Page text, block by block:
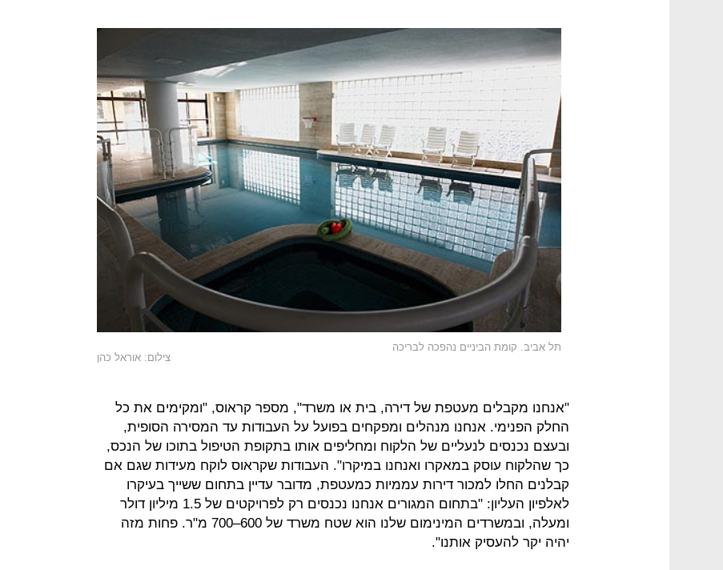
תל אביב. קומת הביניים נהפכה לבריכה
צילום: אוראל כהן
"אנחנו מקבלים מעטפת של דירה, בית או משרד", מספר קראוס, "ומקימים את כל
החלק הפנימי. אנחנו מנהלים ומפקחים בפועל על העבודות עד המסירה הסופית,
ובעצם נכנסים לנעליים של הלקוח ומחליפים אותו בתקופת הטיפול בתוכו של הנכס,
כך שהלקוח עוסק במאקרו ואנחנו במיקרו". העבודות שקראוס לוקח מעידות שגם אם
קבלנים החלו למכור דירות עממיות כמעטפת, מדובר עדיין בתחום ששייך בעיקרו
לאלפיון העליון: "בתחום המגורים אנחנו נכנסים רק לפרויקטים של 1.5 מיליון דולר
ומעלה, ובמשרדים המינימום שלנו הוא שטח משרד של 600–700 מ"ר. פחות מזה
יהיה יקר להעסיק אותנו".